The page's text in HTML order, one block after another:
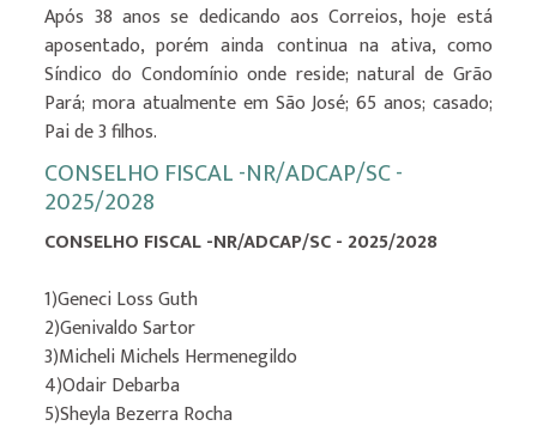
Após 38 anos se dedicando aos Correios, hoje está
aposentado, porém ainda continua na ativa, como
Síndico do Condomínio onde reside; natural de Grão
Pará; mora atualmente em São José; 65 anos; casado;
Pai de 3 filhos.
CONSELHO FISCAL -NR/ADCAP/SC -
2025/2028
CONSELHO FISCAL -NR/ADCAP/SC - 2025/2028
1)Geneci Loss Guth
2)Genivaldo Sartor
3)Micheli Michels Hermenegildo
4)Odair Debarba
5)Sheyla Bezerra Rocha